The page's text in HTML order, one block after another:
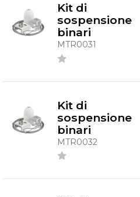
Kit di
sospensione
binari
MTR0031
Kit di
sospensione
binari
MTR0032